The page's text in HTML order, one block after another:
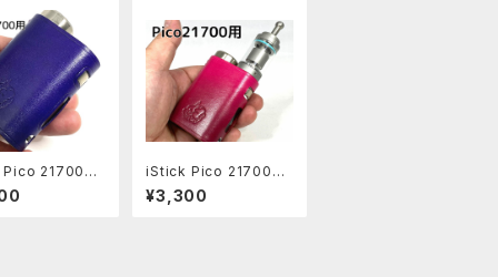
21700用
リーブ [PO06
iStick Pico 21700用
レザースリーブ [PO05
2]
¥3,300